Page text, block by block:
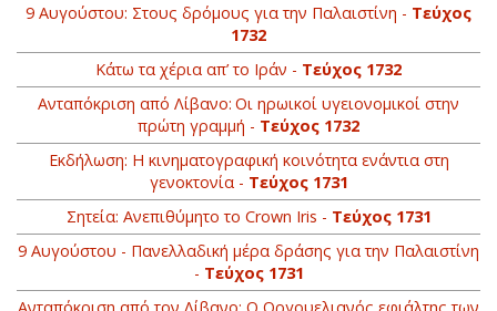
9 Αυγούστου: Στους δρόμους για την Παλαιστίνη - Τεύχος
1732
Κάτω τα χέρια απ’ το Ιράν - Τεύχος 1732
Ανταπόκριση από Λίβανο: Οι ηρωικοί υγειονομικοί στην
πρώτη γραμμή - Τεύχος 1732
Εκδήλωση: Η κινηματογραφική κοινότητα ενάντια στη
γενοκτονία - Τεύχος 1731
Σητεία: Ανεπιθύμητο το Crown Iris - Τεύχος 1731
9 Αυγούστου - Πανελλαδική μέρα δράσης για την Παλαιστίνη
- Τεύχος 1731
Ανταπόκριση από τον Λίβανο: O Οργουελιανός εφιάλτης των